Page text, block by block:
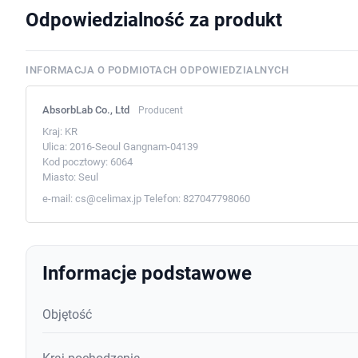
Odpowiedzialność za produkt
INFORMACJA O PODMIOTACH ODPOWIEDZIALNYCH
AbsorbLab Co., Ltd Producent
Kraj: KR
Ulica: 2016-Seoul Gangnam-04139
Kod pocztowy: 6064
Miasto: Seul
e-mail: cs@celimax.jp Telefon: 827047798060
Informacje podstawowe
Objętość